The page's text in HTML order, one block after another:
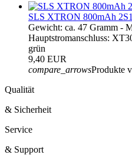
SLS XTRON 800mAh
Gewicht: ca. 47 Gramm -
Hauptstromanschluss:
grün
9,40 EUR
compare_arrowsProdukte
Qualität
& Sicherheit
Service
& Support